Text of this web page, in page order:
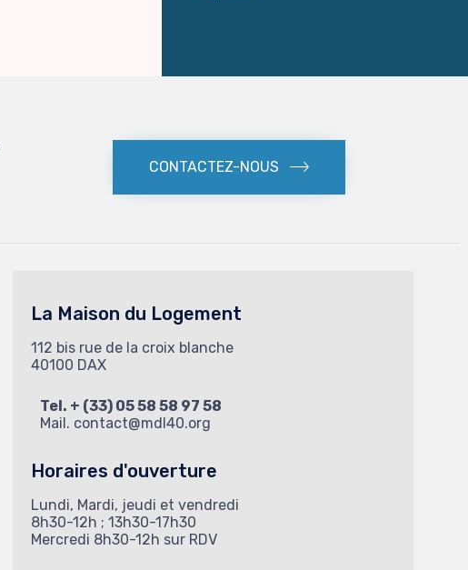
CONTACTEZ-NOUS
La Maison du Logement
112 bis rue de la croix blanche
40100 DAX
Tel. + (33) 05 58 58 97 58
Mail. contact@mdl40.org
Horaires d'ouverture
Lundi, Mardi, jeudi et vendredi
8h30-12h ; 13h30-17h30
Mercredi 8h30-12h sur RDV